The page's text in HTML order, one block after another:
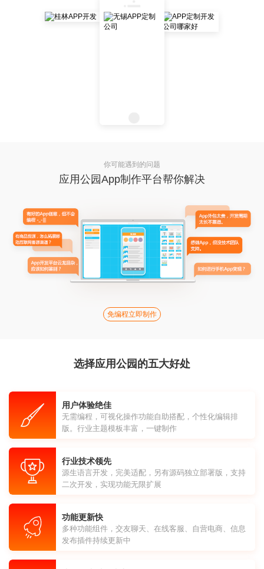
你可能遇到的问题
应用公园App制作平台帮你解决
免编程立即制作
选择应用公园的五大好处
用户体验绝佳
无需编程，可视化操作功能自助搭配，个性化编辑排
版。行业主题模板丰富，一键制作
行业技术领先
源生语言开发，完美适配，另有源码独立部署版，支持
二次开发，实现功能无限扩展
功能更新快
多种功能组件，交友聊天、在线客服、自营电商、信息
发布插件持续更新中